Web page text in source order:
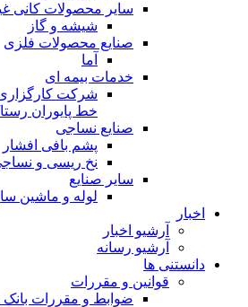
ساير محصولات كانی
شیشه و گاز
صنایع محصولات فلزی
آما
خدمات بیمه ای
شرکت
خط پایوران
صنایع نساجی
پشم بافی افشار
نخ ریسی و
سایر صنایع
لوله و ماشین
اخبار
آرشیو اخبار
آرشیو رسانه
دانستنی ها
قوانین و مقررات
ضوابط و مقررات